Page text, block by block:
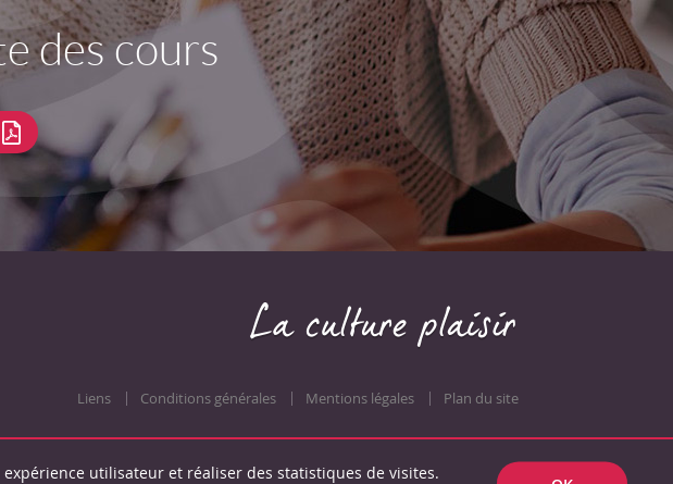
des cours
Liens Conditions générales Mentions légales Plan du site
utilisateur et réaliser des statistiques de visites.